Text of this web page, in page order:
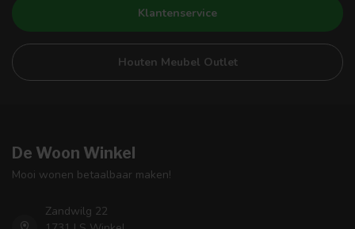
Klantenservice
Houten Meubel Outlet
De Woon Winkel
Mooi wonen betaalbaar maken!
Zandwilg 22